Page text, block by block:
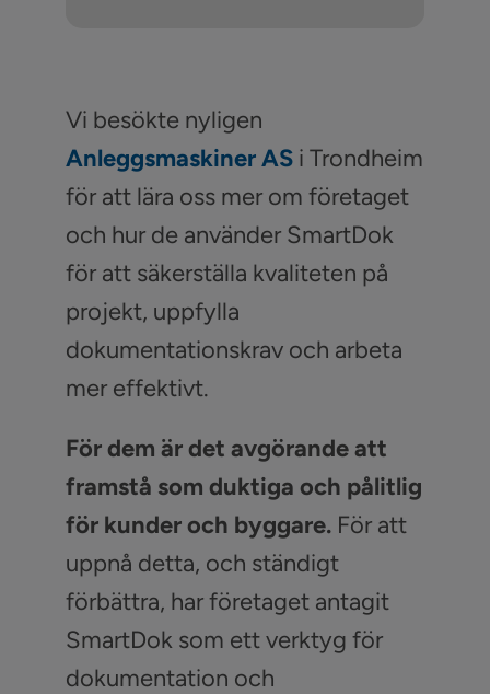
Vi besökte nyligen
Anleggsmaskiner ASi Trondheim
för att lära oss mer om företaget
och hur de använder SmartDok
för att säkerställa kvaliteten på
projekt, uppfylla
dokumentationskrav och arbeta
mer effektivt.
För dem är det avgörande att
framstå som duktiga och pålitlig
för kunder och byggare.För att
uppnå detta, och ständigt
förbättra, har företaget antagit
SmartDok som ett verktyg för
dokumentation och